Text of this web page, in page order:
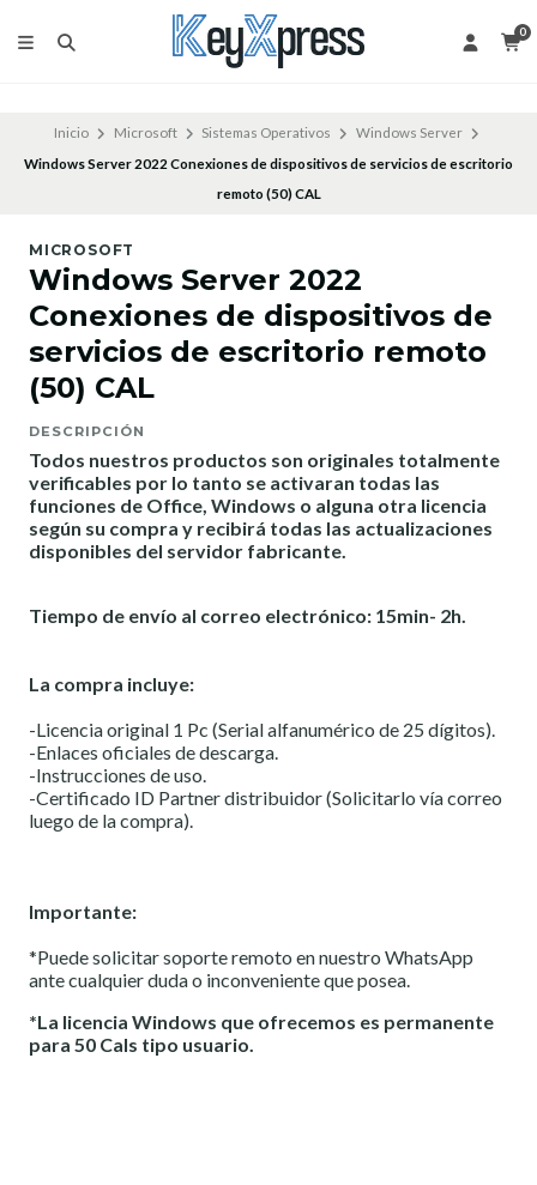
0
Inicio Microsoft Sistemas Operativos
Windows Server
Windows Server 2022 Conexiones de dispositivos de servicios de escritorio
remoto (50) CAL
MICROSOFT
Windows Server 2022
Conexiones de dispositivos de
servicios de escritorio remoto
(50) CAL
DESCRIPCIÓN
Todos nuestros productos son originales totalmente
verificables por lo tanto se activaran todas las
funciones de Office, Windows o alguna otra licencia
según su compra y recibirá todas las actualizaciones
disponibles del servidor fabricante.
Tiempo de envío al correo electrónico: 15min- 2h.
La compra incluye:
-Licencia original 1 Pc (Serial alfanumérico de 25 dígitos).
-Enlaces oficiales de descarga.
-Instrucciones de uso.
-Certificado ID Partner distribuidor (Solicitarlo vía correo
luego de la compra).
Importante:
*Puede solicitar soporte remoto en nuestro WhatsApp
ante cualquier duda o inconveniente que posea.
*La licencia Windows que ofrecemos es permanente
para 50 Cals tipo usuario.